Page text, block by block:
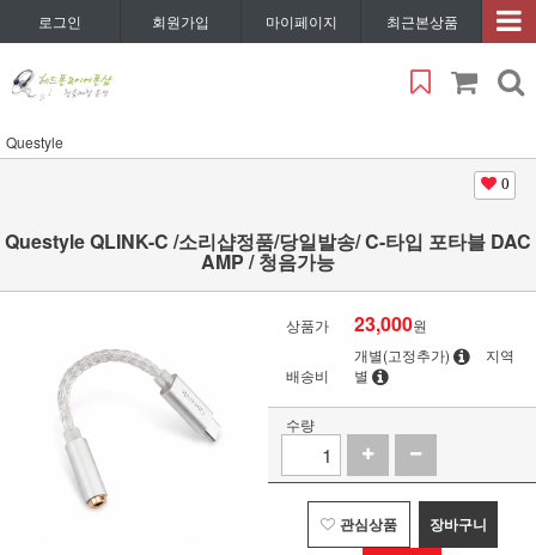
로그인 회원가입 마이페이지 최근본상품
Questyle
0
Questyle QLINK-C /소리샵정품/당일발송/ C-타입 포타블 DAC
AMP / 청음가능
상품가 23,000원
배송비
개별(고정추가)
지역
별
수량
관심상품 장바구니